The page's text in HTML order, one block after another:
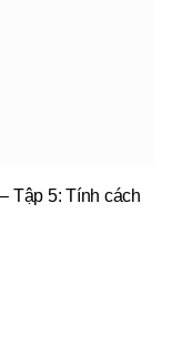
Tập 5: Tính cách